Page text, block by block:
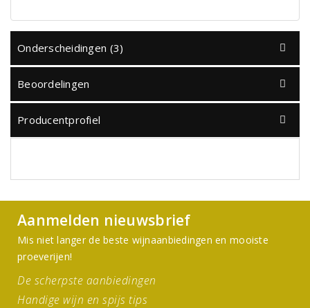
Onderscheidingen (3)
Beoordelingen
Producentprofiel
Aanmelden nieuwsbrief
Mis niet langer de beste wijnaanbiedingen en mooiste
proeverijen!
De scherpste aanbiedingen
Handige wijn en spijs tips